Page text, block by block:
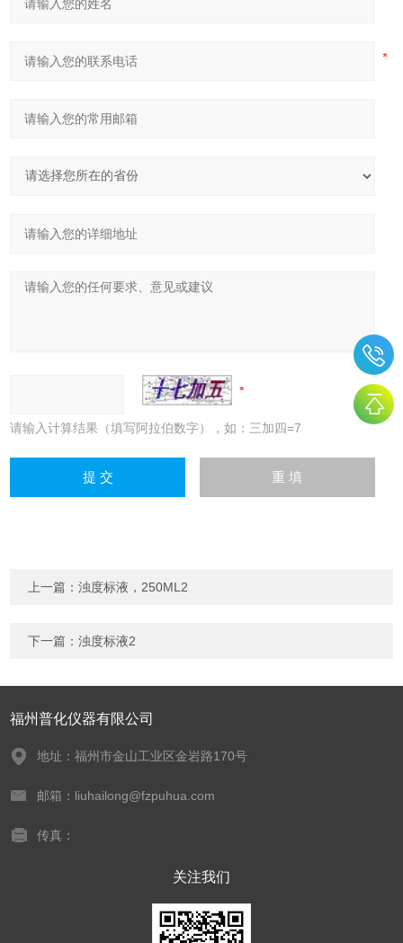
请输入计算结果（填写阿拉伯数字），如：三加四=7
上一篇：浊度标液，250ML2
下一篇：浊度标液2
福州普化仪器有限公司
地址：福州市金山工业区金岩路170号
邮箱：liuhailong@fzpuhua.com
传真：
关注我们